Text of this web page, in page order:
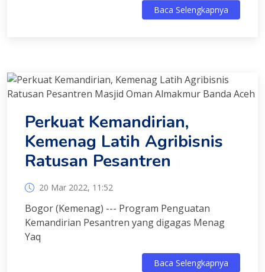
Baca Selengkapnya
Perkuat Kemandirian,
Kemenag Latih Agribisnis
Ratusan Pesantren
20 Mar 2022, 11:52
Bogor (Kemenag) --- Program Penguatan
Kemandirian Pesantren yang digagas Menag
Yaq
Baca Selengkapnya